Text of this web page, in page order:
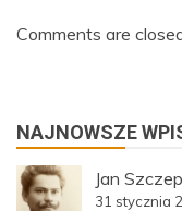
Comments are
NAJNOWSZE
Jan
31 stycznia